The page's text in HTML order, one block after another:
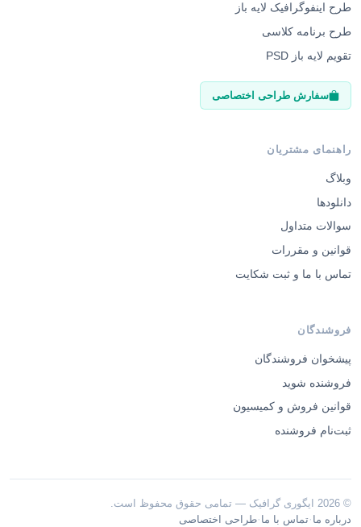
طرح اینفوگرافیک لایه باز
طرح برنامه کلاسی
تقویم لایه باز PSD
سفارش طراحی اختصاصی
راهنمای مشتریان
وبلاگ
دانلودها
سوالات متداول
قوانین و مقررات
تماس با ما و ثبت شکایت
فروشندگان
پیشخوان فروشندگان
فروشنده شوید
قوانین فروش و کمیسیون
ثبت‌نام فروشنده
© 2026 ایگوری گرافیک — تمامی حقوق محفوظ است.
درباره ما ·تماس با ما ·طراحی اختصاصی